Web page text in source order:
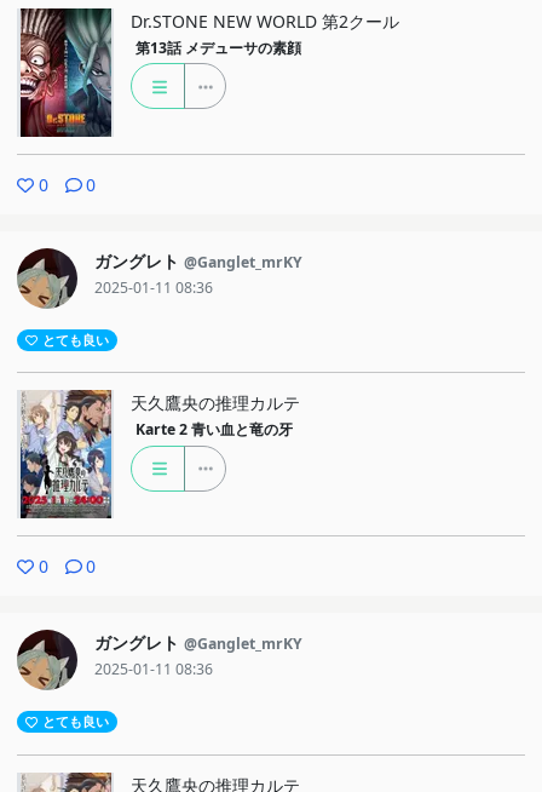
Dr.STONE NEW WORLD 第2クール
第13話 メデューサの素顔
0 0
ガングレト @Ganglet_mrKY
2025-01-11 08:36
とても良い
天久鷹央の推理カルテ
Karte 2 青い血と竜の牙
0 0
ガングレト @Ganglet_mrKY
2025-01-11 08:36
とても良い
天久鷹央の推理カルテ